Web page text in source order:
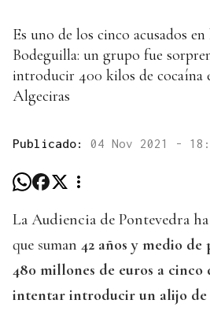
Es uno de los cinco acusados
Bodeguilla: un grupo fue
introducir 400 kilos de cocaína
Algeciras
Publicado: 04 Nov 2021 -
La Audiencia de Pontevedra
que suman 42 años y medio
480 millones de euros a cinco
intentar introducir un alijo de